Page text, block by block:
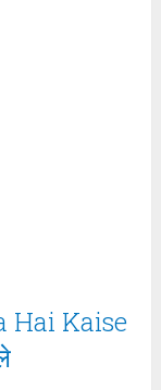
Hai Kaise